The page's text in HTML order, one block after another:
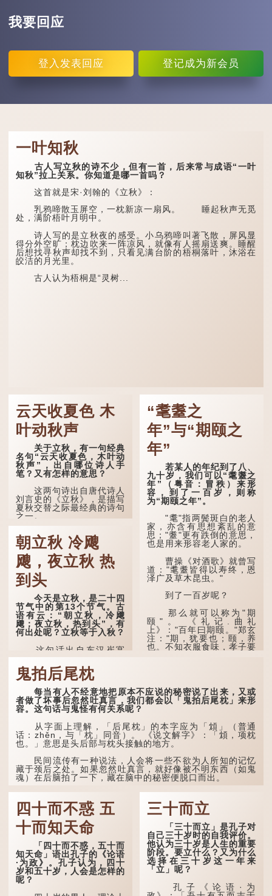
我要回应
登入 发表回应 登记成为新会员
一叶知秋
古人写立秋的诗不少，但有一首，后来常与成语“一叶
知秋”拉上关系。你知道是哪一首吗？
这首就是宋·刘翰的《立秋》：
乳鸦啼散玉屏空，一枕新凉一扇风。 睡起秋声无觅
处，满阶梧叶月明中。
诗人写的是立秋夜的感受。小乌鸦啼叫著飞散，屏风显
得分外空旷；枕边吹来一阵凉风，就像有人摇扇送爽。睡醒
后想找寻秋声却找不到，只看见满台阶的梧桐落叶，沐浴在
皎洁的月光里。
古人认为梧桐是“灵树...
云天收夏色 木
叶动秋声
关于立秋，有一句经典
名句“云天收夏色，木叶动
秋声”，出自哪位诗人手
笔？又有怎样的意思？
这两句诗出自唐代诗人
刘言史的《立秋》，是描写
夏秋交替之际最经典的诗句
之一。
《立秋》全诗如下：
兹晨戒流火，商飙早已
惊。 云天收夏色，木
叶动秋声。
诗的前两句写的是：这
一天早安，天上的“流
火”（指大火星，象征暑
气）开始消退，凉爽的秋风
（商飙，即西风）已经悄然
吹起。后两句，便是全诗的
灵魂...
朝立秋 冷飕
飕，夜立秋 热
到头
今天是立秋，是二十四
节气中的第13个节气。古
语有云：“朝立秋，冷飕
飕；夜立秋，热到头”，有
何出处呢？立秋等于入秋？
这句话出自东汉崔寔
《四民月令》：“朝立秋，
冷飕飕；夜立秋，热到
头”。到了清代，顾禄在
《清嘉录》里记录苏州风俗
时，也引用了这句谚语。不
过当地百姓的口头说法
是“朝立秋，渹飕飕；夜立
有不同，但意思完全一致。
那么，这句话到底准不
朴素观察：如果立秋的精
确...
“耄耋之
年”与“期颐之
年”
若某人的年纪到了八、
九十岁，我们可以“耄耋之
年”（粤音：冒秩）来形
容，到了一百岁，则称
为“期颐之年”。
"耄"指两鬓斑白的老人
家，亦含有思想紊乱的意
思；"耋"更有跌倒的意思，
也是用来形容老人家的。
曹操《对酒歌》就曾写
道："耄耋皆得以寿终，恩
泽广及草木昆虫。"
到了一百岁呢？
那么就可以称为"期
颐"。 《礼记.曲礼
上》："百年曰期颐。"郑玄
注："期，犹要也；颐，养
也。不知衣服食味，孝子要
鬼拍后尾枕
每当有人不经意地把原本不应说的秘密说了出来，又或
者做了坏事后忽然吐真言，我们都会以「鬼拍后尾枕」来形
容。这句话与鬼怪有何关系呢？
从字面上理解，「后尾枕」的本字应为「䪴」（普通
话：zhěn，与「枕」同音）。 《说文解字》：「䪴，项枕
也。」意思是头后部与枕头接触的地方。
民间流传有一种说法，人会将一些不欲为人所知的记忆
藏于颈后之处。如果忽然吐真言，就好像被不明东西（如鬼
魂）在后脑拍了一下，藏在脑中的秘密便脱口而出。
因此...
四十而不惑 五
十而知天命
「四十而不惑，五十而
知天命」语出孔子的《论语
·为政》。孔子认为，四十
岁和五十岁，人会是怎样的
呢？
三十而立
「三十而立」是孔子对
自己三十岁时的自我评价。
他认为三十岁是人生的重要
阶段。要立什么？又为什么
选择在三十岁这一年来
「立」呢？
孔子《论语·为